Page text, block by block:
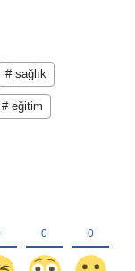
# sağlık
# eğitim